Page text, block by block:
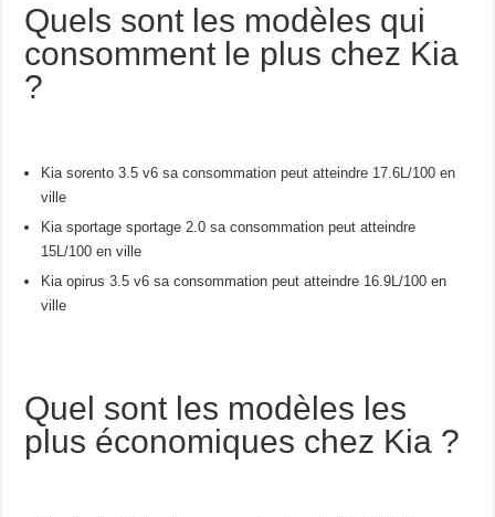
Quels sont les modèles qui
consomment le plus chez Kia
?
Kia sorento 3.5 v6 sa consommation peut atteindre 17.6L/100 en
ville
Kia sportage sportage 2.0 sa consommation peut atteindre
15L/100 en ville
Kia opirus 3.5 v6 sa consommation peut atteindre 16.9L/100 en
ville
Quel sont les modèles les
plus économiques chez Kia ?